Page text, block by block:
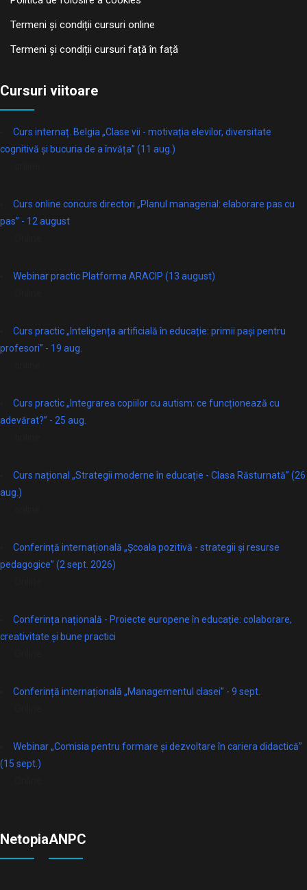
Termeni și condiții cursuri online
Termeni și condiții cursuri față în față
Cursuri viitoare
Curs internaț. Belgia „Clase vii - motivația elevilor, diversitate
cognitivă și bucuria de a învăța” (11 aug.)
Curs online concurs directori „Planul managerial: elaborare pas cu
pas” - 12 august
Webinar practic Platforma ARACIP (13 august)
Curs practic „Inteligența artificială în educație: primii pași pentru
profesori” - 19 aug.
Curs practic „Integrarea copiilor cu autism: ce funcționează cu
adevărat?” - 25 aug.
Curs național „Strategii moderne în educație - Clasa Răsturnată” (26
aug.)
Conferință internațională „Școala pozitivă - strategii și resurse
pedagogice” (2 sept. 2026)
Conferința națională - Proiecte europene în educație: colaborare,
creativitate și bune practici
Conferință internațională „Managementul clasei” - 9 sept.
Webinar „Comisia pentru formare și dezvoltare în cariera didactică”
(15 sept.)
NetopiaANPC